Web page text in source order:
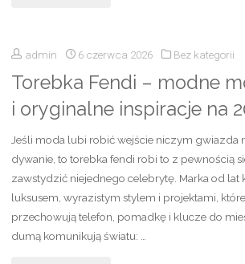
w
zapuszczaniu
włosów"
bohatera:
objawy,
przyczyny,
go
rozpoznać
admin 6 czerwca 2026 Bez kategorii
Torebka Fendi – modne
i oryginalne inspiracje na
Jeśli moda lubi robić wejście niczym gwiazda
dywanie, to torebka fendi robi to z pewnością
zawstydzić niejednego celebrytę. Marka od lat
luksusem, wyrazistym stylem i projektami,
przechowują telefon, pomadkę i klucze do
dumą komunikują światu: …